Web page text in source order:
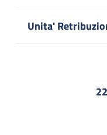
Unita'
22